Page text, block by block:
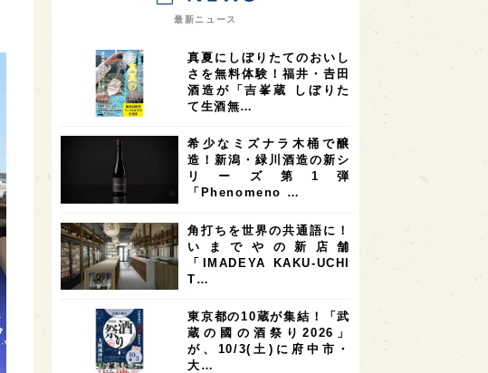
オピニオンリーダーの視点 9
7 奈良県 滋賀県 7 和歌山県 6
6 フランス 6 高知県 5 島根県 5
4 神奈川県 4
大阪府 3
オーストラリア 2 台湾 2 アジア 2
SAKEの時代を生きる
全蔵めぐり 1 シンガポール 1 カナダ 1
1 熊本県 徳島県
最新ニュース
真夏にしぼりたてのおいし
さを無料体験！福井・𠮷田
酒造が「吉峯蔵 しぼりた
て生酒無…
希少なミズナラ木桶で醸
造！新潟・緑川酒造の新シ
リーズ第1弾
「Phenomeno …
角打ちを世界の共通語に！
いまでやの新店舗
「IMADEYA KAKU-UCHI
T…
東京都の10蔵が集結！「武
蔵の國の酒祭り2026」
が、10/3(土)に府中市・
大…